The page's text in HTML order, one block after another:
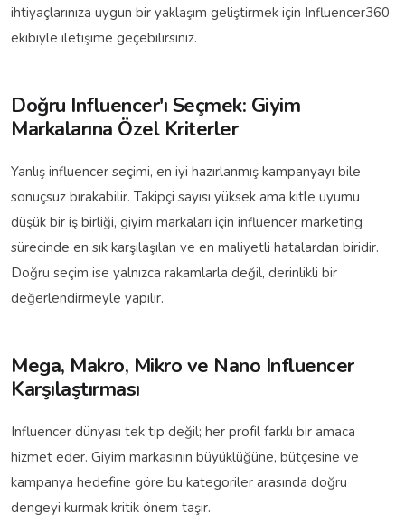
ihtiyaçlarınıza uygun bir yaklaşım geliştirmek için Influencer360
ekibiyle iletişime geçebilirsiniz.
Doğru Influencer'ı Seçmek: Giyim
Markalarına Özel Kriterler
Yanlış influencer seçimi, en iyi hazırlanmış kampanyayı bile
sonuçsuz bırakabilir. Takipçi sayısı yüksek ama kitle uyumu
düşük bir iş birliği, giyim markaları için influencer marketing
sürecinde en sık karşılaşılan ve en maliyetli hatalardan biridir.
Doğru seçim ise yalnızca rakamlarla değil, derinlikli bir
değerlendirmeyle yapılır.
Mega, Makro, Mikro ve Nano Influencer
Karşılaştırması
Influencer dünyası tek tip değil; her profil farklı bir amaca
hizmet eder. Giyim markasının büyüklüğüne, bütçesine ve
kampanya hedefine göre bu kategoriler arasında doğru
dengeyi kurmak kritik önem taşır.